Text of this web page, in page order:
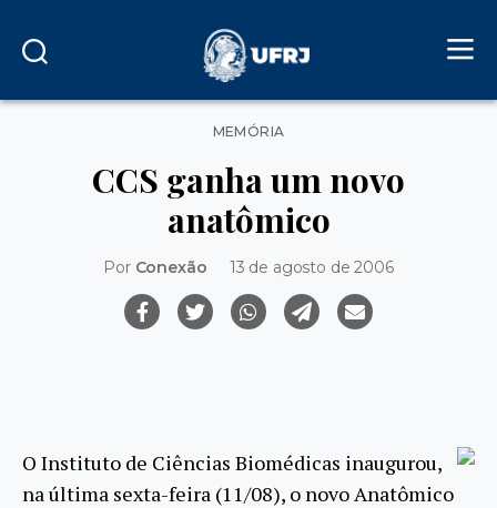
Categorias
MEMÓRIA
CCS ganha um novo
anatômico
Por Conexão 13 de agosto de 2006
O Instituto de Ciências Biomédicas inaugurou,
na última sexta-feira (11/08), o novo Anatômico